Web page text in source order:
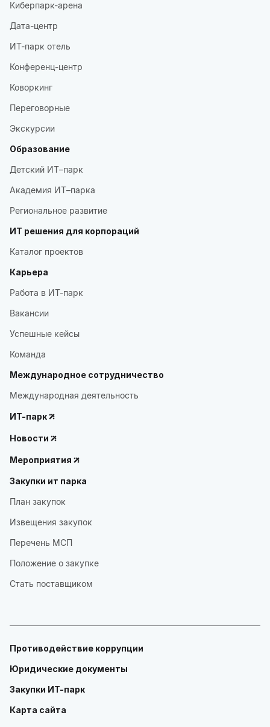
Киберпарк-арена
Дата-центр
ИТ-парк отель
Конференц-центр
Коворкинг
Переговорные
Экскурсии
Образование
Детский ИТ–парк
Академия ИТ–парка
Региональное развитие
ИТ решения для корпораций
Каталог проектов
Карьера
Работа в ИТ-парк
Вакансии
Успешные кейсы
Команда
Международное сотрудничество
Международная деятельность
ИТ-парк
Новости
Мероприятия
Закупки ит парка
План закупок
Извещения закупок
Перечень МСП
Положение о закупке
Стать поставщиком
Противодействие коррупции
Юридические документы
Закупки ИТ-парк
Карта сайта